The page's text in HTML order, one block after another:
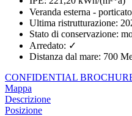
Veranda esterna - porticato
Ultima ristrutturazione:
Stato di conservazione:
Arredato: ✓
Distanza dal mare: 700
CONFIDENTIAL
Mappa
Descrizione
Posizione